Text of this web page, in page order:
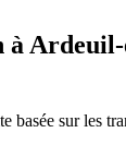
à
basée sur les